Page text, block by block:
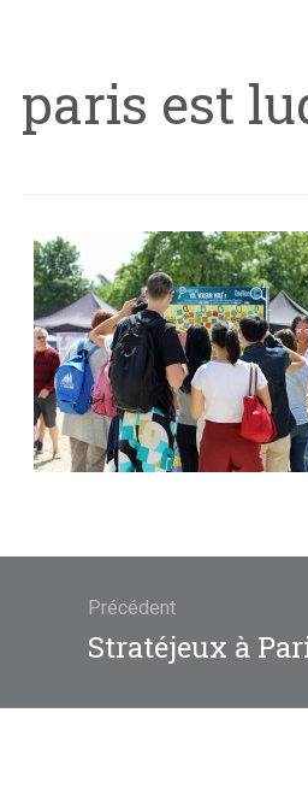
paris est
l’article
Précédent
Article
précédent
Stratéjeux à